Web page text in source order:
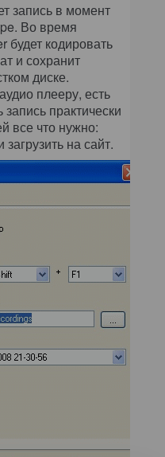
запись в момент
Во время
будет кодировать
и сохранит
диске.
плееру, есть
практически
все что нужно:
на сайт.